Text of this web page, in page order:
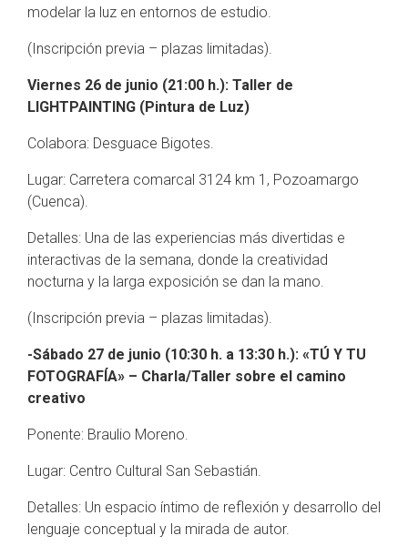
modelar la luz en entornos de estudio.
(Inscripción previa – plazas limitadas).
Viernes 26 de junio (21:00 h.): Taller de
LIGHTPAINTING (Pintura de Luz)
Colabora: Desguace Bigotes.
Lugar: Carretera comarcal 3124 km 1, Pozoamargo
(Cuenca).
Detalles: Una de las experiencias más divertidas e
interactivas de la semana, donde la creatividad
nocturna y la larga exposición se dan la mano.
(Inscripción previa – plazas limitadas).
-Sábado 27 de junio (10:30 h. a 13:30 h.): «TÚ Y TU
FOTOGRAFÍA» – Charla/Taller sobre el camino
creativo
Ponente: Braulio Moreno.
Lugar: Centro Cultural San Sebastián.
Detalles: Un espacio íntimo de reflexión y desarrollo del
lenguaje conceptual y la mirada de autor.